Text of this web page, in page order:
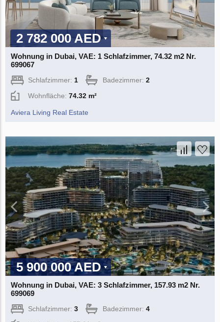
2 782 000 AED
Wohnung in Dubai, VAE: 1 Schlafzimmer, 74.32 m2 Nr.
699067
Schlafzimmer:1 Badezimmer:2
Wohnfläche:74.32 m²
Aviera Living Real Estate
5 900 000 AED
Wohnung in Dubai, VAE: 3 Schlafzimmer, 157.93 m2 Nr.
699069
Schlafzimmer:3 Badezimmer:4